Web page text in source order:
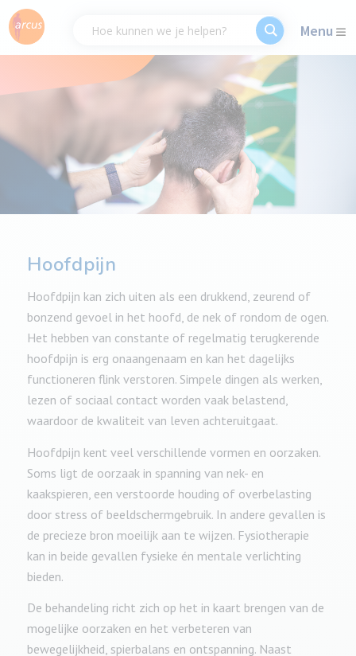
Menu
Hoofdpijn
Hoofdpijn kan zich uiten als een drukkend, zeurend of
bonzend gevoel in het hoofd, de nek of rondom de ogen.
Het hebben van constante of regelmatig terugkerende
hoofdpijn is erg onaangenaam en kan het dagelijks
functioneren flink verstoren. Simpele dingen als werken,
lezen of sociaal contact worden vaak belastend,
waardoor de kwaliteit van leven achteruitgaat.
Hoofdpijn kent veel verschillende vormen en oorzaken.
Soms ligt de oorzaak in spanning van nek- en
kaakspieren, een verstoorde houding of overbelasting
door stress of beeldschermgebruik. In andere gevallen is
de precieze bron moeilijk aan te wijzen. Fysiotherapie
kan in beide gevallen fysieke én mentale verlichting
bieden.
De behandeling richt zich op het in kaart brengen van de
mogelijke oorzaken en het verbeteren van
bewegelijkheid, spierbalans en ontspanning. Naast